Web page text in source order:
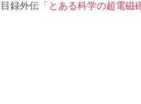
録外伝「とある科学の超電磁